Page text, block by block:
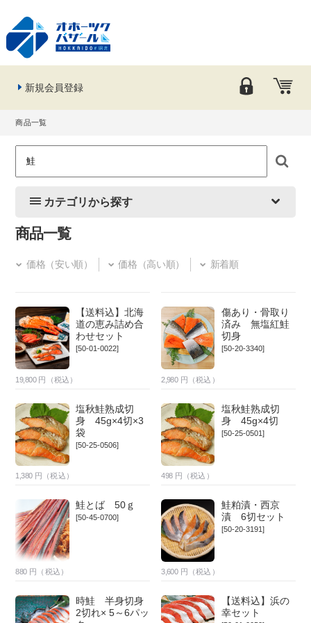
新規会員登録
商品一覧
カテゴリから探す
商品一覧
価格（安い順） 価格（高い順） 新着順
【送料込】北海
道の恵み詰め合
わせセット
[50-01-0022]
19,800 円（税込）
傷あり・骨取り
済み 無塩紅鮭
切身
[50-20-3340]
2,980 円（税込）
塩秋鮭熟成切
身 45g×4切×3
袋
[50-25-0506]
1,380 円（税込）
塩秋鮭熟成切
身 45g×4切
[50-25-0501]
498 円（税込）
鮭とば 50ｇ
[50-45-0700]
880 円（税込）
鮭粕漬・西京
漬 6切セット
[50-20-3191]
3,600 円（税込）
時鮭 半身切身
2切れ× 5～6パッ
【送料込】浜の
幸セット